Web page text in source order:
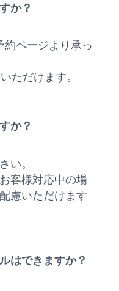
か？
約ページより承っ
ただけます。
か？
い。
客様対応中の場
慮いただけます
はできますか？